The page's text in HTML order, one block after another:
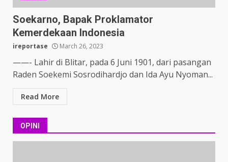
Soekarno, Bapak Proklamator
Kemerdekaan Indonesia
ireportase March 26, 2023
——- Lahir di Blitar, pada 6 Juni 1901, dari pasangan
Raden Soekemi Sosrodihardjo dan Ida Ayu Nyoman...
Read More
OPINI